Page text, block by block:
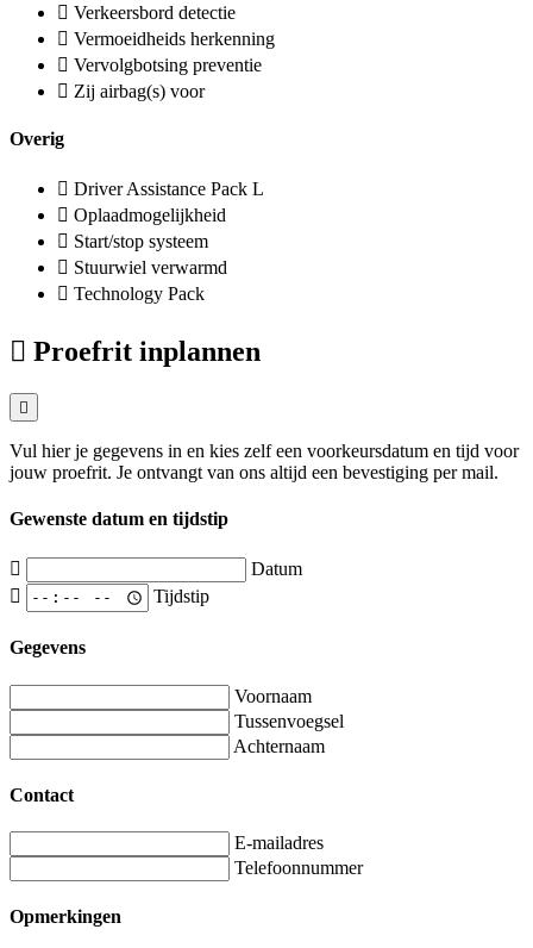
Verkeersbord detectie
Vermoeidheids herkenning
Vervolgbotsing preventie
Zij airbag(s) voor
Overig
Driver Assistance Pack L
Oplaadmogelijkheid
Start/stop systeem
Stuurwiel verwarmd
Technology Pack
Proefrit inplannen
Vul hier je gegevens in en kies zelf een voorkeursdatum en tijd voor
jouw proefrit. Je ontvangt van ons altijd een bevestiging per mail.
Gewenste datum en tijdstip
Datum
Tijdstip
Gegevens
Voornaam
Tussenvoegsel
Achternaam
Contact
E-mailadres
Telefoonnummer
Opmerkingen